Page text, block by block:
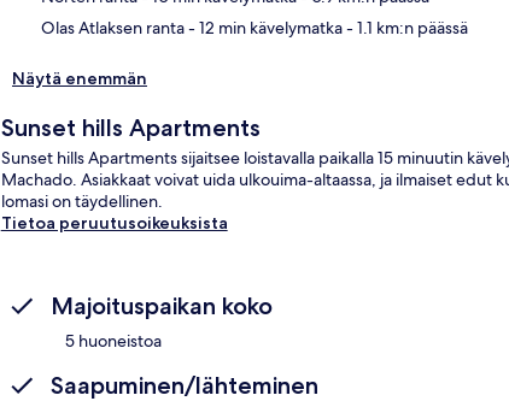
Olas Atlaksen ranta- 12 min kävelymatka- 1.1 km:n päässä
Näytä enemmän
Sunset hills Apartments
Sunset hills Apartments sijaitsee loistavalla paikalla 15 minuutin
Machado. Asiakkaat voivat uida ulkouima-altaassa, ja ilmaiset
lomasi on täydellinen.
Tietoa peruutusoikeuksista
Majoituspaikan koko
5 huoneistoa
Saapuminen/lähteminen